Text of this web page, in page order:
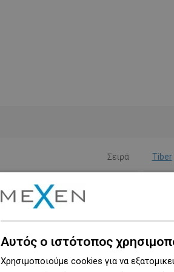
Σειρά Tiber
Χρώμα
Αυτός ο ιστότοπος
Χρησιμοποιούμε cookies για να